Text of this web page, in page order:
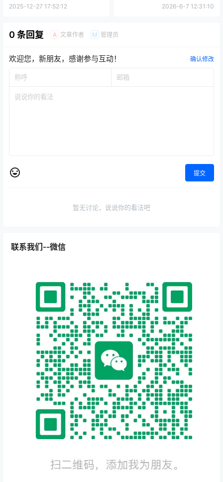
2025-12-27 17:52:12 2026-6-7 12:31:10
0 条回复 A 文章作者 M 管理员
欢迎您，新朋友，感谢参与互动！ 确认修改
提交
暂无讨论，说说你的看法吧
联系我们--微信